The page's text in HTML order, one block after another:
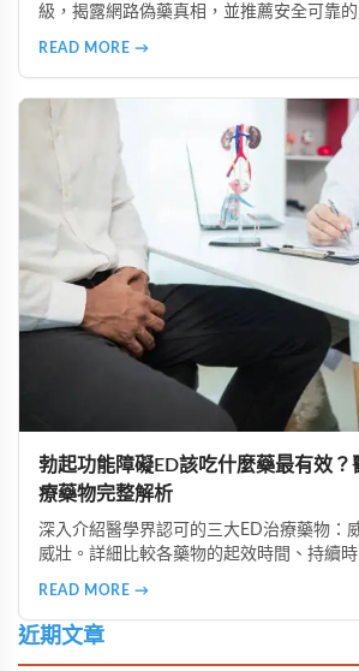
級，揭露網路偽藥真相，並推薦安全可靠
READ MORE →
勃起功能障礙ED該吃什麼藥最有效？
療藥物完整解析
深入介紹醫學界認可的三大ED治療藥物：
威壯。詳細比較各藥物的起效時間、持續
READ MORE →
近期文章